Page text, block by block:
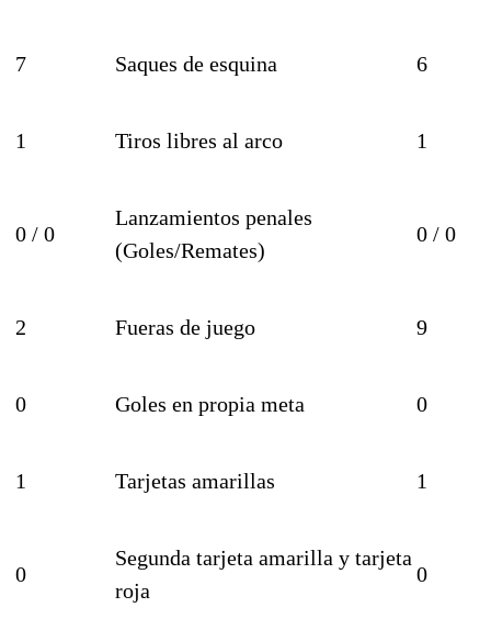
7 Saques de esquina 6
1 Tiros libres al arco 1
0 / 0
Lanzamientos penales
(Goles/Remates)
0 / 0
2 Fueras de juego 9
0 Goles en propia meta 0
1 Tarjetas amarillas 1
0
Segunda tarjeta amarilla y tarjeta
roja
0